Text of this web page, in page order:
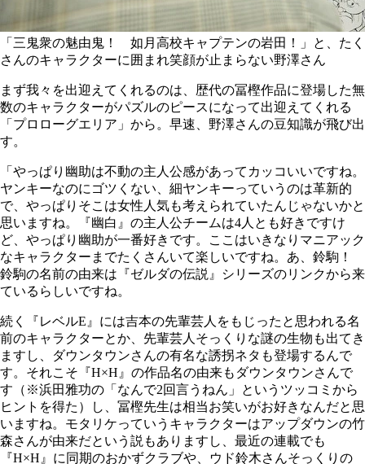
「三鬼衆の魅由鬼！ 如月高校キャプテンの岩田！」と、たく
さんのキャラクターに囲まれ笑顔が止まらない野澤さん
まず我々を出迎えてくれるのは、歴代の冨樫作品に登場した無
数のキャラクターがパズルのピースになって出迎えてくれる
「プロローグエリア」から。早速、野澤さんの豆知識が飛び出
す。
「やっぱり幽助は不動の主人公感があってカッコいいですね。
ヤンキーなのにゴツくない、細ヤンキーっていうのは革新的
で、やっぱりそこは女性人気も考えられていたんじゃないかと
思いますね。『幽白』の主人公チームは4人とも好きですけ
ど、やっぱり幽助が一番好きです。ここはいきなりマニアック
なキャラクターまでたくさんいて楽しいですね。あ、鈴駒！
鈴駒の名前の由来は『ゼルダの伝説』シリーズのリンクから来
ているらしいですね。
続く『レベルE』には吉本の先輩芸人をもじったと思われる名
前のキャラクターとか、先輩芸人そっくりな謎の生物も出てき
ますし、ダウンタウンさんの有名な誘拐ネタも登場するんで
す。それこそ『H×H』の作品名の由来もダウンタウンさんで
す（※浜田雅功の「なんで2回言うねん」というツッコミから
ヒントを得た）し、冨樫先生は相当お笑いがお好きなんだと思
いますね。モタリケっていうキャラクターはアップダウンの竹
森さんが由来だという説もありますし、最近の連載でも
『H×H』に同期のおかずクラブや、ウド鈴木さんそっくりの